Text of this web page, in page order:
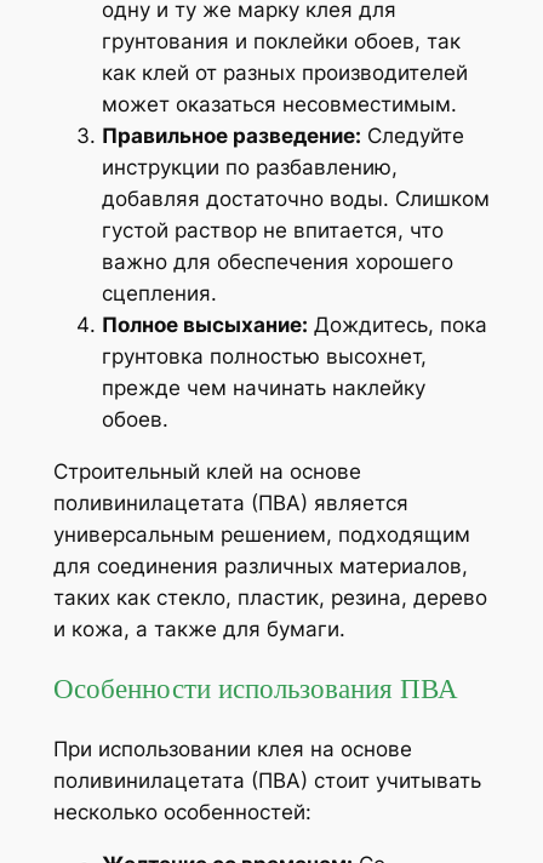
одну и ту же марку клея для
грунтования и поклейки обоев, так
как клей от разных производителей
может оказаться несовместимым.
Правильное разведение: Следуйте
инструкции по разбавлению,
добавляя достаточно воды. Слишком
густой раствор не впитается, что
важно для обеспечения хорошего
сцепления.
Полное высыхание: Дождитесь, пока
грунтовка полностью высохнет,
прежде чем начинать наклейку
обоев.
Строительный клей на основе
поливинилацетата (ПВА) является
универсальным решением, подходящим
для соединения различных материалов,
таких как стекло, пластик, резина, дерево
и кожа, а также для бумаги.
Особенности использования ПВА
При использовании клея на основе
поливинилацетата (ПВА) стоит учитывать
несколько особенностей: